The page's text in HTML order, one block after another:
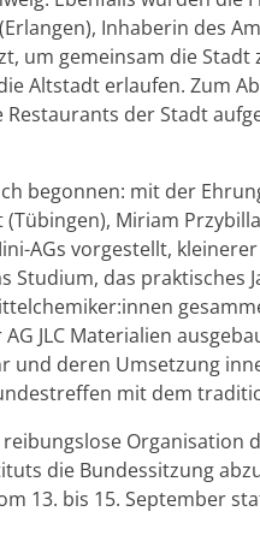
In­ha­be­rin des
um ge­mein­sam die
Alt­stadt er­lau­fen. Zum
der Stadt
be­gon­nen: mit der
(Tü­bin­gen), Mi­ri­am
AGs vor­ge­stellt,
Stu­di­um, das
JLC Ma­te­ria­li­en
und deren Um­set­zung
mit dem
die Bun­des­sit­zung
13. bis 15. Sep­tem­ber